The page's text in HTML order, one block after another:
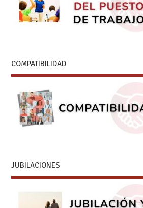
COMPATIBILIDAD
JUBILACIONES